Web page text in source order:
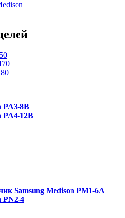
PA3-8B
PA4-12B
Samsung Medison PM1-6A
PN2-4